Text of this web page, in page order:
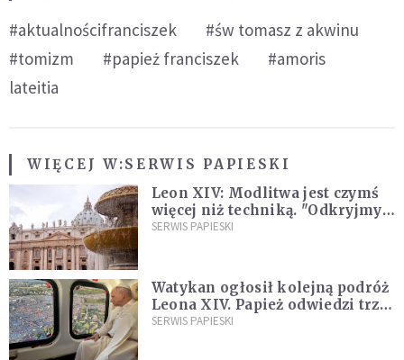
#aktualnościfranciszek
#św tomasz z akwinu
#tomizm
#papież franciszek
#amoris
lateitia
WIĘCEJ W:SERWIS PAPIESKI
Leon XIV: Modlitwa jest czymś
więcej niż techniką. "Odkryjmy
ją na nowo"
SERWIS PAPIESKI
Watykan ogłosił kolejną podróż
Leona XIV. Papież odwiedzi trzy
kraje Ameryki Południowej
SERWIS PAPIESKI